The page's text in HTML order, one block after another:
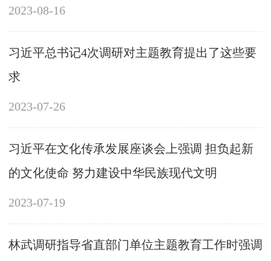
2023-08-16
习近平总书记4次调研对主题教育提出了这些要
求
2023-07-26
习近平在文化传承发展座谈会上强调 担负起新
的文化使命 努力建设中华民族现代文明
2023-07-19
林武调研指导省直部门单位主题教育工作时强调